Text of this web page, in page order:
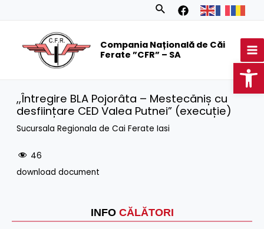
Search
Compania Națională de Căi
Ferate ”CFR” – SA
INFO CĂLĂTORI
,,Întregire BLA Pojorâta – Mestecăniș cu
desființare CED Valea Putnei” (execuție)
Sucursala Regionala de Cai Ferate Iasi
46
download document